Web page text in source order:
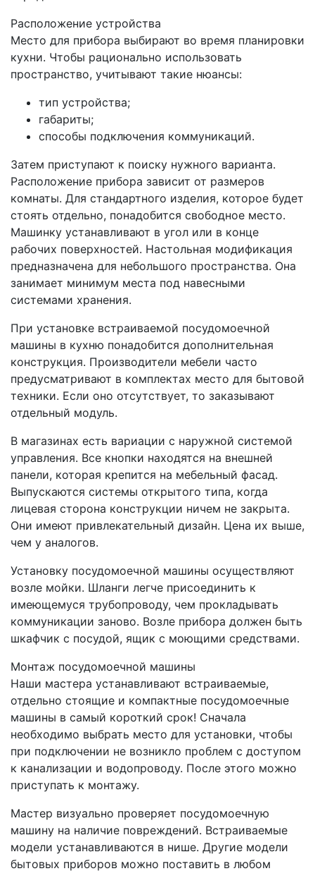
Расположение устройства
Место для прибора выбирают во время планировки
кухни. Чтобы рационально использовать
пространство, учитывают такие нюансы:
тип устройства;
габариты;
способы подключения коммуникаций.
Затем приступают к поиску нужного варианта.
Расположение прибора зависит от размеров
комнаты. Для стандартного изделия, которое будет
стоять отдельно, понадобится свободное место.
Машинку устанавливают в угол или в конце
рабочих поверхностей. Настольная модификация
предназначена для небольшого пространства. Она
занимает минимум места под навесными
системами хранения.
При установке встраиваемой посудомоечной
машины в кухню понадобится дополнительная
конструкция. Производители мебели часто
предусматривают в комплектах место для бытовой
техники. Если оно отсутствует, то заказывают
отдельный модуль.
В магазинах есть вариации с наружной системой
управления. Все кнопки находятся на внешней
панели, которая крепится на мебельный фасад.
Выпускаются системы открытого типа, когда
лицевая сторона конструкции ничем не закрыта.
Они имеют привлекательный дизайн. Цена их выше,
чем у аналогов.
Установку посудомоечной машины осуществляют
возле мойки. Шланги легче присоединить к
имеющемуся трубопроводу, чем прокладывать
коммуникации заново. Возле прибора должен быть
шкафчик с посудой, ящик с моющими средствами.
Монтаж посудомоечной машины
Наши мастера устанавливают встраиваемые,
отдельно стоящие и компактные посудомоечные
машины в самый короткий срок! Сначала
необходимо выбрать место для установки, чтобы
при подключении не возникло проблем с доступом
к канализации и водопроводу. После этого можно
приступать к монтажу.
Мастер визуально проверяет посудомоечную
машину на наличие повреждений. Встраиваемые
модели устанавливаются в нише. Другие модели
бытовых приборов можно поставить в любом